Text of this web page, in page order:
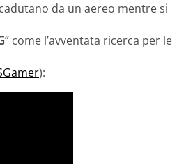
da un aereo mentre si
” come l’avventata ricerca per le
):